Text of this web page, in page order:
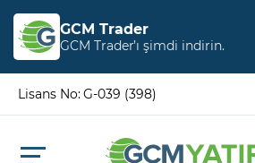
GCM Trader
GCM Trader’ı şimdi indirin.
Lisans No: G-039 (398)